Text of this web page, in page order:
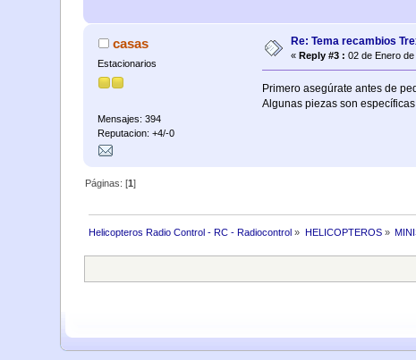
casas
Estacionarios
Mensajes: 394
Reputacion: +4/-0
Re: Tema recambios
« Reply #3 : 02 de Enero
Primero asegúrate antes de
Algunas piezas son
Páginas: [1]
Helicopteros Radio Control - RC - Radiocontrol » HELICOPTEROS»